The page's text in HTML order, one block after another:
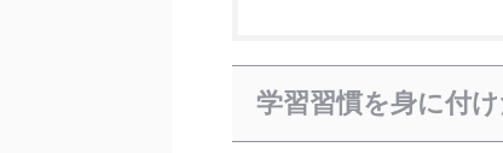
学習習慣を身に付け